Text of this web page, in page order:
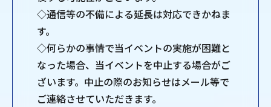
◇通信等の不備による延長は対応できかねま
す。
◇何らかの事情で当イベントの実施が困難と
なった場合、当イベントを中止する場合がご
ざいます。中止の際のお知らせはメール等で
ご連絡させていただきます。